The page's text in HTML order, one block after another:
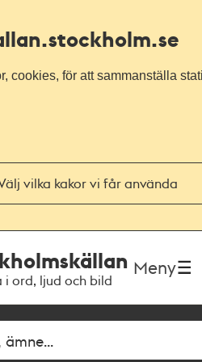
.stockholm.se
cookies, för att sammanställa
vilka kakor vi får använda
i ord, ljud och bild
Meny